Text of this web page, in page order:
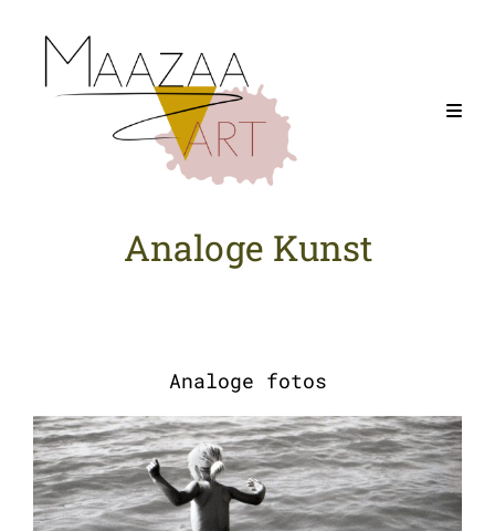
Analoge Kunst
Analoge fotos